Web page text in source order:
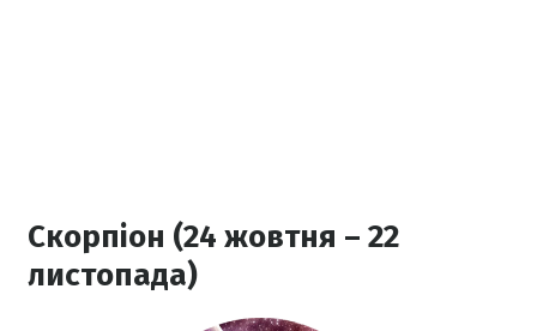
Скорпіон (24 жовтня – 22
листопада)